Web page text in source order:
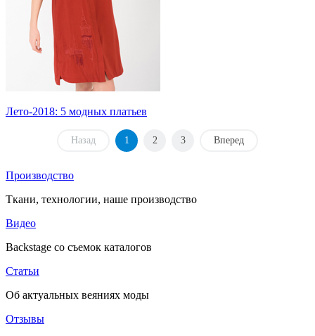
Лето-2018: 5 модных платьев
Назад 1 2 3 Вперед
Производство
Ткани, технологии, наше производство
Видео
Backstage со съемок каталогов
Статьи
Об актуальных веяниях моды
Отзывы